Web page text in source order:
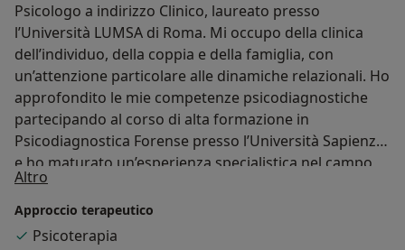
Psicologo a indirizzo Clinico, laureato presso
l’Università LUMSA di Roma. Mi occupo della clinica
dell’individuo, della coppia e della famiglia, con
un’attenzione particolare alle dinamiche relazionali. Ho
approfondito le mie competenze psicodiagnostiche
partecipando al corso di alta formazione in
Psicodiagnostica Forense presso l’Università Sapienza
e ho maturato un’esperienza specialistica nel campo
della perinatalità, collaborando in ambito clinico e di
ricerca presso l’ambulatorio Centro Donna dell’Azienda
Ospedaliero-Universitaria Sant’Andrea di Roma.
Altro
Approccio terapeutico
Psicoterapia